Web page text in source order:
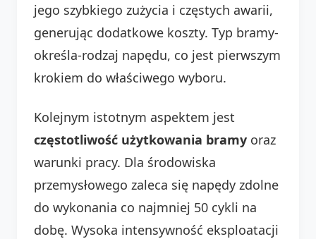
jego szybkiego zużycia i częstych awarii,
generując dodatkowe koszty. Typ bramy-
określa-rodzaj napędu, co jest pierwszym
krokiem do właściwego wyboru.
Kolejnym istotnym aspektem jest
częstotliwość użytkowania bramy oraz
warunki pracy. Dla środowiska
przemysłowego zaleca się napędy zdolne
do wykonania co najmniej 50 cykli na
dobę. Wysoka intensywność eksploatacji